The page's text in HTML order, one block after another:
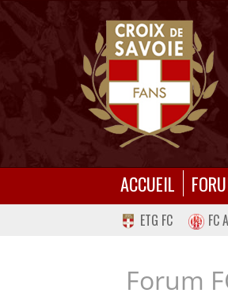
ACCUEIL
ETG FC FC
Forum